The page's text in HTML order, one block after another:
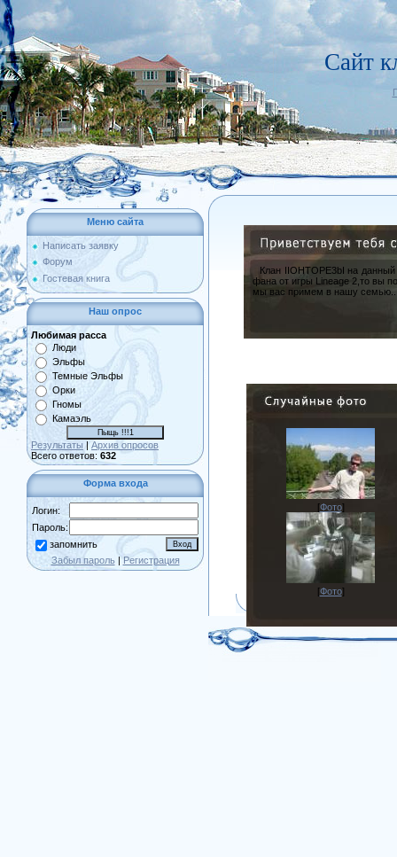
Сайт
Меню сайта
Написать заявку
Форум
Гостевая книга
Наш опрос
Любимая расса
Люди
Эльфы
Темные Эльфы
Орки
Гномы
Камаэль
Результаты | Архив опросов
Всего ответов: 632
Форма входа
Логин:
Пароль:
запомнить
Забыл пароль|Регистрация
Клан IIOHTOPE3bI на
фана от игры Lineage 2,то вы
мы вас примем в нашу
[Фото]
[Фото]
Любимая расса
Люди
Эльфы
Темные Эльфы
Орки
Гномы
Камаэль
Результаты|Архив опросов
Всего ответов:632